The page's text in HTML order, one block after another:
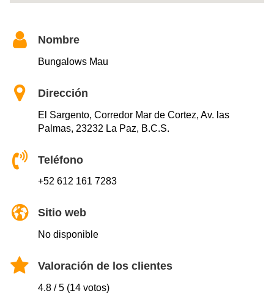
Nombre
Bungalows Mau
Dirección
El Sargento, Corredor Mar de Cortez, Av. las
Palmas, 23232 La Paz, B.C.S.
Teléfono
+52 612 161 7283
Sitio web
No disponible
Valoración de los clientes
4.8 / 5 (14 votos)